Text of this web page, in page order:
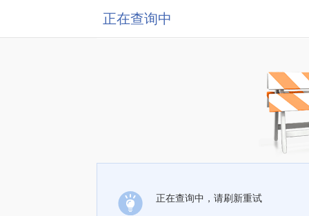
正在查询中
正在查询中，请刷新重试